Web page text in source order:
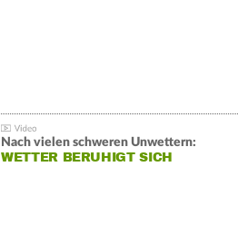
Nach vielen schweren Unwettern:
WETTER BERUHIGT SICH